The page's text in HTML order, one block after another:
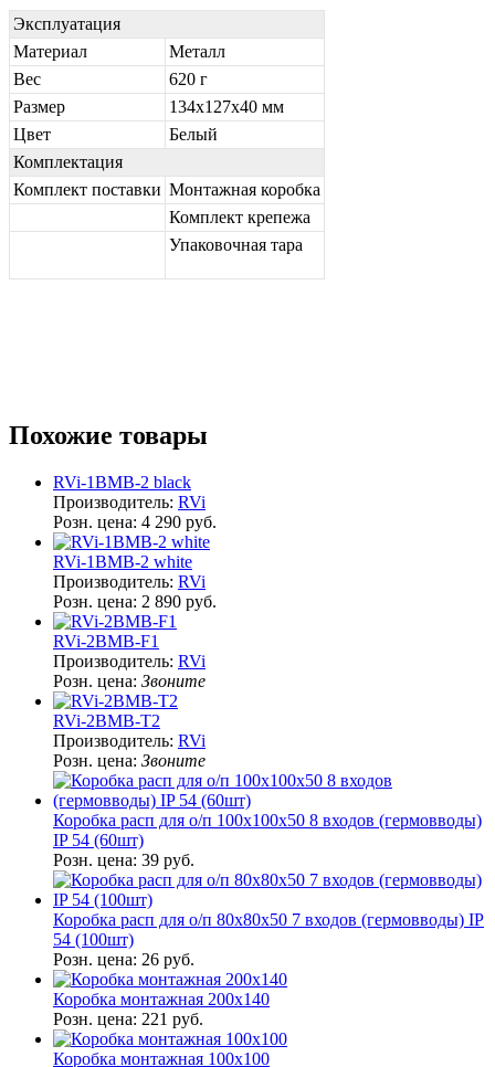
Эксплуатация
Материал
Металл
Вес
620 г
Размер
134х127х40 мм
Цвет
Белый
Комплектация
Комплект поставки Монтажная коробка
Комплект крепежа
Упаковочная тара
Похожие товары
RVi-1BMB-2 black
Производитель: RVi
Розн. цена: 4 290 руб.
RVi-1BMB-2 white
Производитель: RVi
Розн. цена: 2 890 руб.
RVi-2BMB-F1
Производитель: RVi
Розн. цена: Звоните
RVi-2BMB-T2
Производитель: RVi
Розн. цена: Звоните
Коробка расп для о/п 100x100x50 8 входов (гермовводы)
IP 54 (60шт)
Розн. цена: 39 руб.
Коробка расп для о/п 80x80х50 7 входов (гермовводы) IP
54 (100шт)
Розн. цена: 26 руб.
Коробка монтажная 200х140
Розн. цена: 221 руб.
Коробка монтажная 100х100